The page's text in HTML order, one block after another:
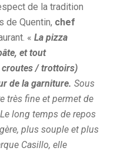
de la tradition
de Quentin, chef
« La pizza
et tout
croutes / trottoirs)
de la garniture. Sous
très fine et permet de
long temps de repos
plus souple et plus
Casillo, elle